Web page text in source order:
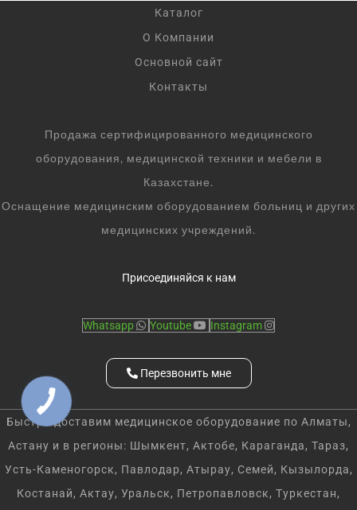
Каталог
О Компании
Основной сайт
Контакты
Продажа сертифицированного медицинского
оборудования, медицинской техники и мебели в
Казахстане.
Оснащение медицинским оборудованием больниц и других
медицинских учреждений.
Присоединяйся к нам
Whatsapp Youtube Instagram
Перезвонить мне
Быстро доставим медицинское оборудование по Алматы,
Астану и в регионы: Шымкент, Актобе, Караганда, Тараз,
Усть-Каменогорск, Павлодар, Атырау, Семей, Кызылорда,
Костанай, Актау, Уральск, Петропавловск, Туркестан,
КНОПКА
СВЯЗИ